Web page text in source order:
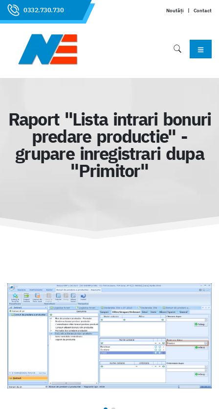
0332.730.730 Noutăți | Contact
Raport "Lista intrari bonuri
predare productie" -
grupare inregistrari dupa
"Primitor"